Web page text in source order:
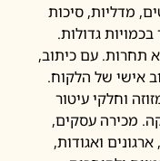
מדליות, סיכות
גדולות.
תחרות. עם כיתוב,
אישי של הלקוח.
וחלקי עיטור
מכירה עסקים,
ואגודות,